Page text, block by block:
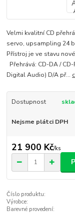
Velmi kvalitní CD
servo, upsampling 24
Přístroj je ve stavu
Přehrává: CD-DA /
Digital Audio) D/A př...
Dostupnost
Nejsme plátci DPH
21 900 Kč/ks
Číslo produktu:
Výrobce:
Barevné provedení: